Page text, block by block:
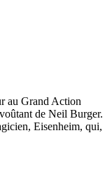
au Grand Action
de Neil Burger.
Eisenheim, qui,